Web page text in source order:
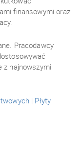
finansowymi oraz
Pracodawcy
z najnowszymi
| Płyty